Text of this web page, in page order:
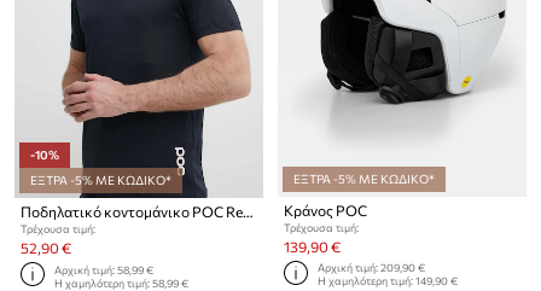
-10%
ΕΞΤΡΑ -5% ΜΕ ΚΩΔΙΚΟ*
Ποδηλατικό κοντομάνικο POC Reform Enduro Light
Τρέχουσα τιμή:
52,90 €
Αρχική τιμή:58,99 €
Η χαμηλότερη τιμή:58,99 €
ΕΞΤΡΑ -5% ΜΕ ΚΩΔΙΚΟ*
Κράνος POC
Τρέχουσα τιμή:
139,90 €
Αρχική τιμή:209,90 €
Η χαμηλότερη τιμή:149,90 €